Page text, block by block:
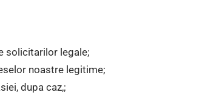
solicitarilor legale;
noastre legitime;
dupa caz,;